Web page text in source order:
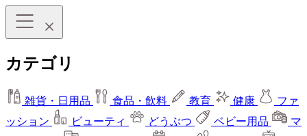
カテゴリ
雑貨・日用品 食品・飲料 教育 健康
ファ
ッション
ビューティ どうぶつ ベビー用品
マ